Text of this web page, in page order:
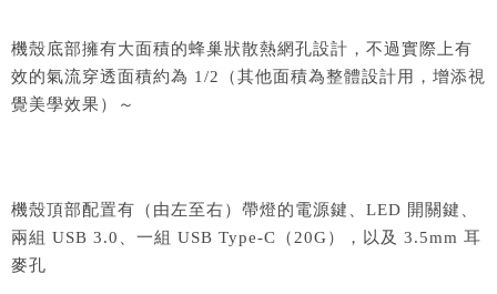
機殼底部擁有大面積的蜂巢狀散熱網孔設計，不過實際上有
效的氣流穿透面積約為 1/2（其他面積為整體設計用，增添視
覺美學效果）～
機殼頂部配置有（由左至右）帶燈的電源鍵、LED 開關鍵、
兩組 USB 3.0、一組 USB Type-C（20G），以及 3.5mm 耳
麥孔